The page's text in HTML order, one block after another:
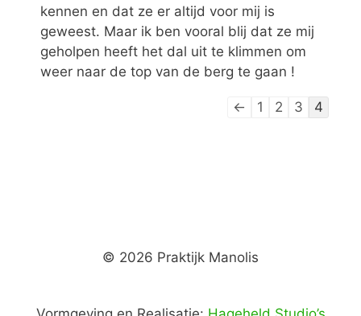
kennen en dat ze er altijd voor mij is
geweest. Maar ik ben vooral blij dat ze mij
geholpen heeft het dal uit te klimmen om
weer naar de top van de berg te gaan !
← 1 2 3 4
© 2026 Praktijk Manolis